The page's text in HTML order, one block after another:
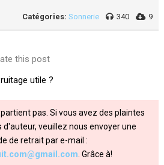
Catégories: Sonnerie 340 9
this post
utile ?
pas. Si vous avez des plaintes
veuillez nous envoyer une
de retrait par e-mail :
. Grâce à!